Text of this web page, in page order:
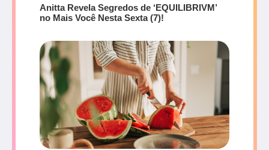
Anitta Revela Segredos de ‘EQUILIBRIVM’
no Mais Você Nesta Sexta (7)!